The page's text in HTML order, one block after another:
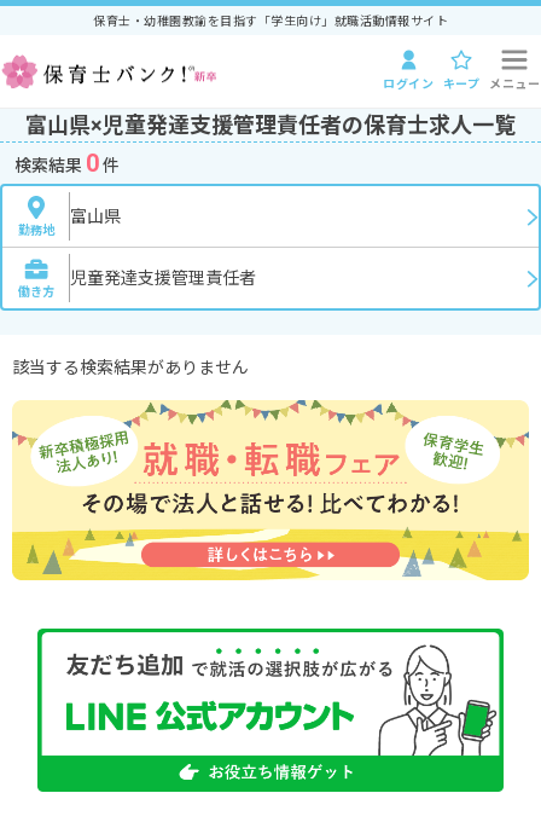
保育士・幼稚園教諭を目指す「学生向け」就職活動情報サイト
ログイン キープ メニュー
富山県×児童発達支援管理責任者の保育士求人一覧
検索結果 0件
勤務地
富山県
働き方
児童発達支援管理責任者
該当する検索結果がありません